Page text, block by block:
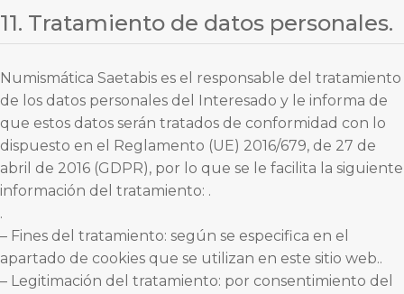
11. Tratamiento de datos personales.
Numismática Saetabis es el responsable del tratamiento
de los datos personales del Interesado y le informa de
que estos datos serán tratados de conformidad con lo
dispuesto en el Reglamento (UE) 2016/679, de 27 de
abril de 2016 (GDPR), por lo que se le facilita la siguiente
información del tratamiento: .
.
– Fines del tratamiento: según se especifica en el
apartado de cookies que se utilizan en este sitio web..
– Legitimación del tratamiento: por consentimiento del